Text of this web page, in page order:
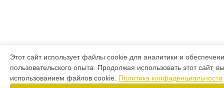
Этот сайт использует файлы cookie для аналитики и
пользовательского опыта. Продолжая использовать этот сайт,
использованием файлов cookie. Политика конфиденциальности